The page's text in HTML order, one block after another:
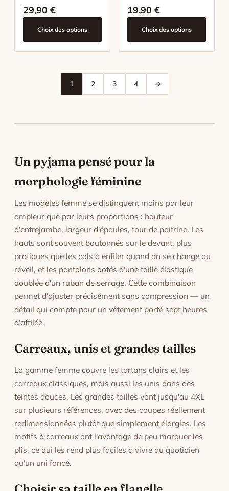
29,90 €
Choix des options
19,90 €
Choix des options
1 2 3 4 →
Un pyjama pensé pour la
morphologie féminine
Les modèles femme se distinguent moins par leur
ampleur que par leurs proportions : hauteur
d'entrejambe, largeur d'épaules, tour de poitrine. Les
hauts sont souvent boutonnés sur le devant, plus
pratiques que les cols à enfiler quand on se change au
réveil, et les pantalons dotés d'une taille élastique
doublée d'un ruban de serrage. Cette combinaison
permet d'ajuster précisément sans compression — un
détail qui compte pour un vêtement porté sept heures
d'affilée.
Carreaux, unis et grandes tailles
La gamme femme couvre les tartans clairs et les
carreaux classiques, mais aussi les unis dans des
teintes douces. Les grandes tailles vont jusqu'au 4XL
sur plusieurs références, avec des coupes réellement
redimensionnées plutôt que simplement élargies. Les
motifs à carreaux ont l'avantage de peu marquer les
plis, ce qui les rend plus faciles à vivre au quotidien
qu'un uni foncé.